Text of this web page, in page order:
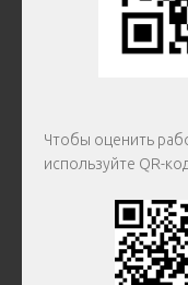
Чтобы оценить
используйте QR-